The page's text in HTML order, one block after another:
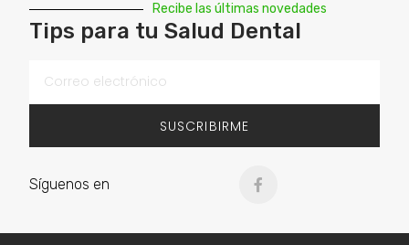
Recibe las últimas novedades
Tips para tu Salud Dental
SUSCRIBIRME
Síguenos en